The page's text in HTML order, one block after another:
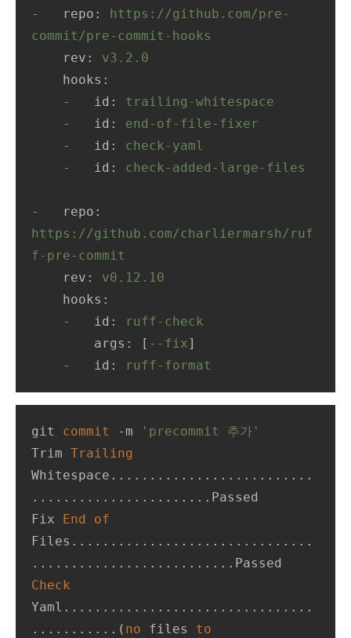
-
repo:
https://github.com/pre-
commit/pre-commit-hooks
rev:
v3.2.0
hooks:
-
id:
trailing-whitespace
-
id:
end-of-file-fixer
-
id:
check-yaml
-
id: check-added-large-files
-
repo:
https://github.com/charliermarsh/ruf
f-pre-commit
rev:
v0.12.10
hooks:
-
id:
ruff-check
args:
[ --fix]
-
id: ruff-format
git commit - m
'precommit 추가'
Trim Trailing
Whitespace..........................
.......................Passed
Fix End
of
Files...............................
Check
Yaml................................
...........( no files to